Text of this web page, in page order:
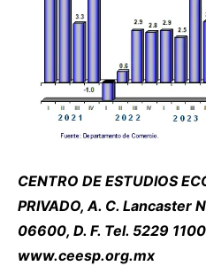
CENTRO DE ESTUDIOS
PRIVADO, A. C. Lancaster
06600, D. F. Tel. 5229
www.ceesp.org.mx